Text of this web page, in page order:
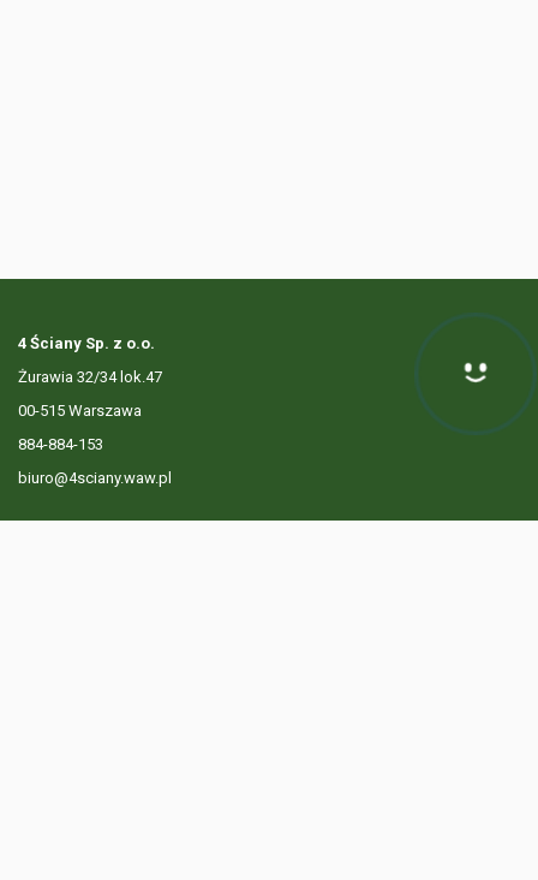
4 Ściany Sp. z o.o.
Żurawia 32/34 lok.47
00-515 Warszawa
884-884-153
biuro@4sciany.waw.pl